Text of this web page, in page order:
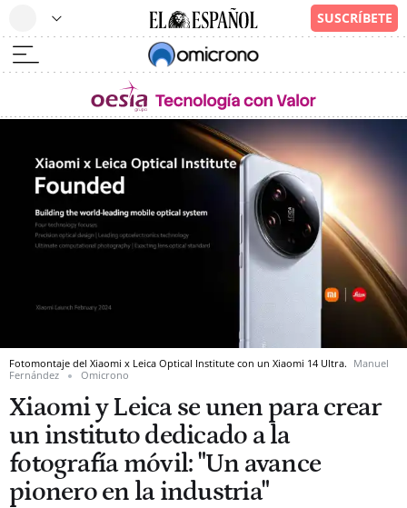
Fotomontaje del Xiaomi x Leica Optical Institute con un Xiaomi 14 Ultra. Manuel
Fernández
Omicrono
Xiaomi y Leica se unen para crear
un instituto dedicado a la
fotografía móvil: "Un avance
pionero en la industria"